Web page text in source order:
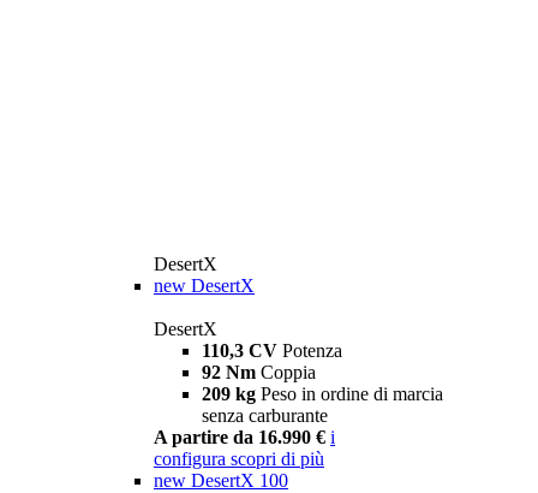
DesertX
new DesertX
DesertX
110,3 CV Potenza
92 Nm Coppia
209 kg Peso in ordine di marcia
senza carburante
A partire da 16.990 € i
configura scopri di più
new DesertX 100